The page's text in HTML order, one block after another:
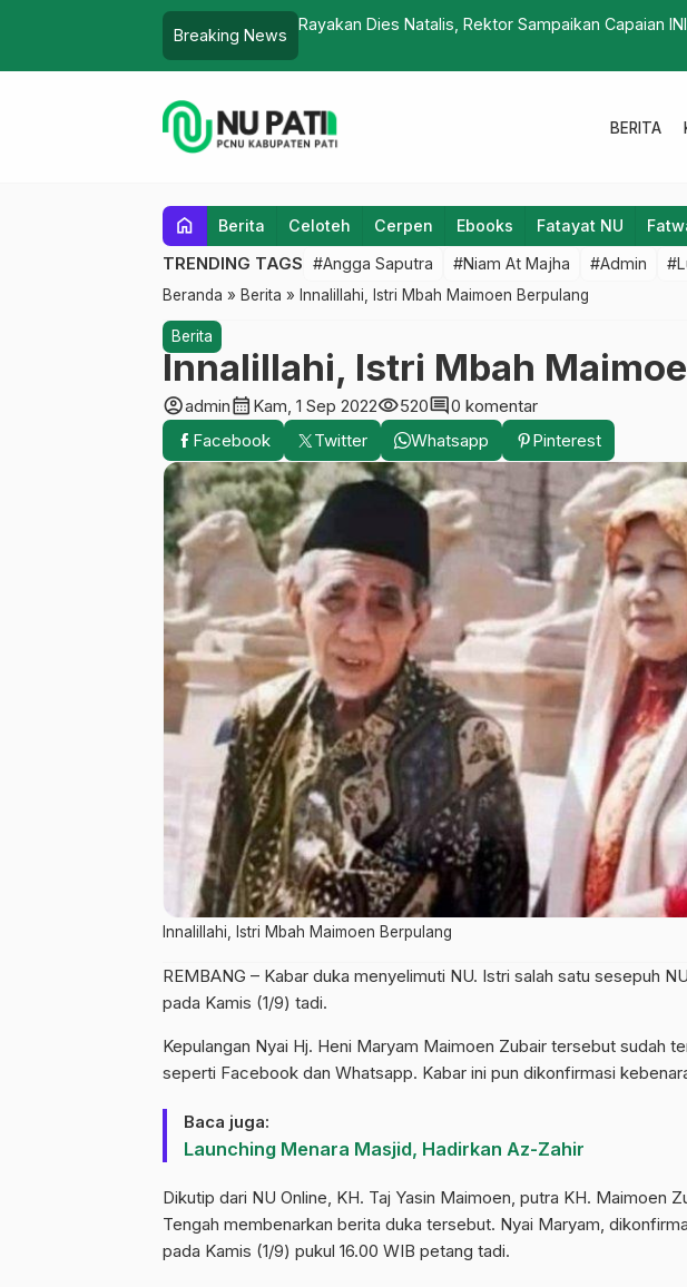
Breaking News
Rayakan Dies Natalis, Rektor Sampaikan Capaian
BERITA
home Berita Celoteh Cerpen Ebooks Fatayat NU
TRENDING TAGS #Angga Saputra #Niam At Majha #Admin
Beranda » Berita » Innalillahi, Istri Mbah Maimoen Berpulang
Berita
Innalillahi, Istri Mbah
account_circleadmincalendar_month Kam, 1 Sep 2022visibility520comment0 komentar
Facebook
Twitter Whatsapp Pinterest
Innalillahi, Istri Mbah Maimoen Berpulang
REMBANG – Kabar duka menyelimuti NU. Istri salah satu sesepuh
pada Kamis (1/9) tadi.
Kepulangan Nyai Hj. Heni Maryam Maimoen Zubair tersebut sudah
seperti Facebook dan Whatsapp. Kabar ini pun dikonfirmasi
Baca juga:
Launching Menara Masjid, Hadirkan Az-Zahir
Dikutip dari NU Online, KH. Taj Yasin Maimoen, putra KH. Maimoen
Tengah membenarkan berita duka tersebut. Nyai Maryam,
pada Kamis (1/9) pukul 16.00 WIB petang tadi.